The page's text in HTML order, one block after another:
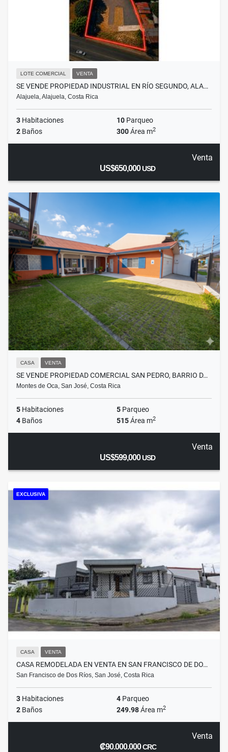
LOTE COMERCIAL VENTA
SE VENDE PROPIEDAD INDUSTRIAL EN RÍO SEGUNDO, ALA…
Alajuela, Alajuela, Costa Rica
3 Habitaciones 10 Parqueo
2 Baños 300Área m2
Venta
US$650,000USD
CASA VENTA
SE VENDE PROPIEDAD COMERCIAL SAN PEDRO, BARRIO D…
Montes de Oca, San José, Costa Rica
5 Habitaciones 5 Parqueo
4 Baños 515Área m2
Venta
US$599,000USD
EXCLUSIVA
CASA VENTA
CASA REMODELADA EN VENTA EN SAN FRANCISCO DE DO…
San Francisco de Dos Ríos, San José, Costa Rica
3 Habitaciones 4 Parqueo
2 Baños 249.98Área m2
Venta
₡90.000.000CRC